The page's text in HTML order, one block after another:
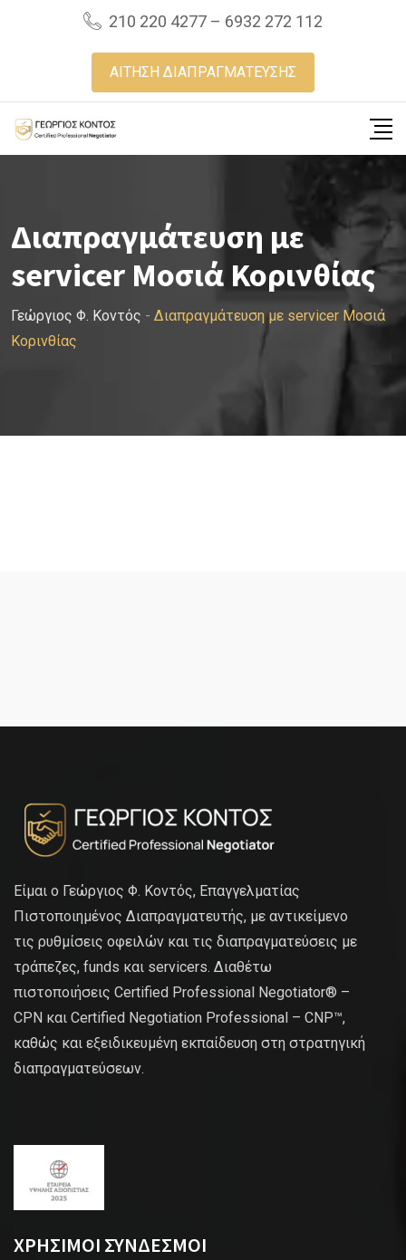
210 220 4277 – 6932 272 112
ΑΙΤΗΣΗ ΔΙΑΠΡΑΓΜΑΤΕΥΣΗΣ
Διαπραγμάτευση με
servicer Μοσιά Κορινθίας
Γεώργιος Φ. Κοντός - Διαπραγμάτευση με servicer Μοσιά
Κορινθίας
Είμαι ο Γεώργιος Φ. Κοντός, Επαγγελματίας
Πιστοποιημένος Διαπραγματευτής, με αντικείμενο
τις ρυθμίσεις οφειλών και τις διαπραγματεύσεις με
τράπεζες, funds και servicers. Διαθέτω
πιστοποιήσεις Certified Professional Negotiator® –
CPN και Certified Negotiation Professional – CNP™,
καθώς και εξειδικευμένη εκπαίδευση στη στρατηγική
διαπραγματεύσεων.
ΧΡΗΣΙΜΟΙ ΣΥΝΔΕΣΜΟΙ